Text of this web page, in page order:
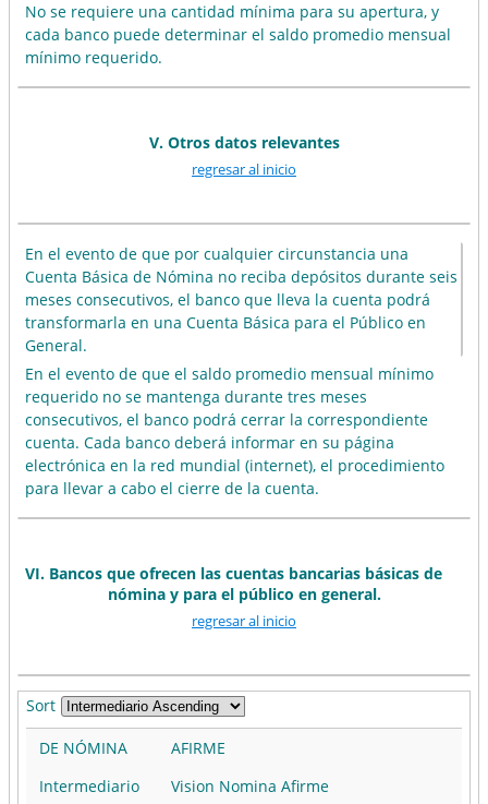
No se requiere una cantidad mínima para su apertura, y
cada banco puede determinar el saldo promedio mensual
mínimo requerido.
V. Otros datos relevantes
regresar al inicio
En el evento de que por cualquier circunstancia una
Cuenta Básica de Nómina no reciba depósitos durante seis
meses consecutivos, el banco que lleva la cuenta podrá
transformarla en una Cuenta Básica para el Público en
General.
En el evento de que el saldo promedio mensual mínimo
requerido no se mantenga durante tres meses
consecutivos, el banco podrá cerrar la correspondiente
cuenta. Cada banco deberá informar en su página
electrónica en la red mundial (internet), el procedimiento
para llevar a cabo el cierre de la cuenta.
VI. Bancos que ofrecen las cuentas bancarias básicas de
nómina y para el público en general.
regresar al inicio
Sort
DE NÓMINA
AFIRME
Intermediario
Vision Nomina Afirme